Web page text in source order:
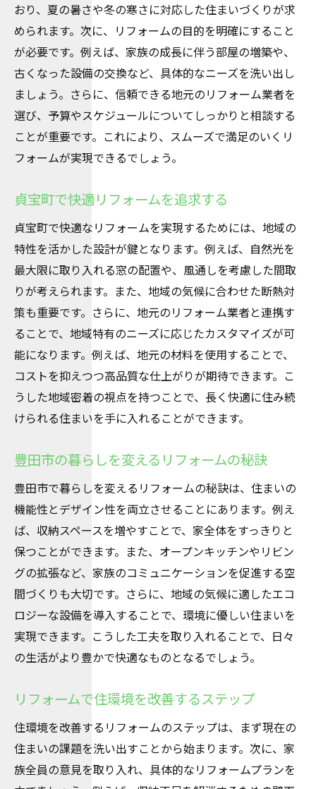
豊田市でのリフォームのメリットとは
リフォームで暮らしを豊かにする方法
豊田市のリフォーム成功の秘訣を紹介
リフォームにより快適生活を手に入れる
住まい改善のためのリフォーム提案
リフォームで豊田市貞宝町の暮らしを快適に
貞宝町のリフォームで暮らしを一新
リフォームで生活を快適にする秘訣
豊田市でのリフォーム成功事例の紹介
快適リフォームを実現するための手法
豊田市で理想の住環境を作るリフォーム
豊田市貞宝町での快適リフォームポイント
貞宝町で快適リフォームを叶える方法
豊田市でのリフォーム成功のカギ
快適な住まいを作るリフォームのコツ
貞宝町のリフォームで暮らしを向上
豊田市でのリフォーム計画と実践
愛知県豊田市で成功するリフォーム術
成功するリフォームの秘訣と手法
豊田市でのリフォーム事例の紹介
リフォームで快適な住まいを実現
成功するリフォームの重要なポイント
豊田市で理想の住まいを作る方法
快適な住環境を実現するリフォーム術
快適なリフォームで豊田市の住環境を改善
住環境改善のためのリフォーム手法
リフォームで理想の住まいを作るには
住環境を変えるリフォームのポイント
豊田市でのリフォーム成功の秘訣
快適な住まいを実現するリフォーム方法
おり、夏の暑さや冬の寒さに対応した住まいづくりが求
められます。次に、リフォームの目的を明確にすること
が必要です。例えば、家族の成長に伴う部屋の増築や、
古くなった設備の交換など、具体的なニーズを洗い出し
ましょう。さらに、信頼できる地元のリフォーム業者を
選び、予算やスケジュールについてしっかりと相談する
ことが重要です。これにより、スムーズで満足のいくリ
フォームが実現できるでしょう。
貞宝町で快適リフォームを追求する
貞宝町で快適なリフォームを実現するためには、地域の
特性を活かした設計が鍵となります。例えば、自然光を
最大限に取り入れる窓の配置や、風通しを考慮した間取
りが考えられます。また、地域の気候に合わせた断熱対
策も重要です。さらに、地元のリフォーム業者と連携す
ることで、地域特有のニーズに応じたカスタマイズが可
能になります。例えば、地元の材料を使用することで、
コストを抑えつつ高品質な仕上がりが期待できます。こ
うした地域密着の視点を持つことで、長く快適に住み続
けられる住まいを手に入れることができます。
豊田市の暮らしを変えるリフォームの秘訣
豊田市で暮らしを変えるリフォームの秘訣は、住まいの
機能性とデザイン性を両立させることにあります。例え
ば、収納スペースを増やすことで、家全体をすっきりと
保つことができます。また、オープンキッチンやリビン
グの拡張など、家族のコミュニケーションを促進する空
間づくりも大切です。さらに、地域の気候に適したエコ
ロジーな設備を導入することで、環境に優しい住まいを
実現できます。こうした工夫を取り入れることで、日々
の生活がより豊かで快適なものとなるでしょう。
リフォームで住環境を改善するステップ
住環境を改善するリフォームのステップは、まず現在の
住まいの課題を洗い出すことから始まります。次に、家
族全員の意見を取り入れ、具体的なリフォームプランを